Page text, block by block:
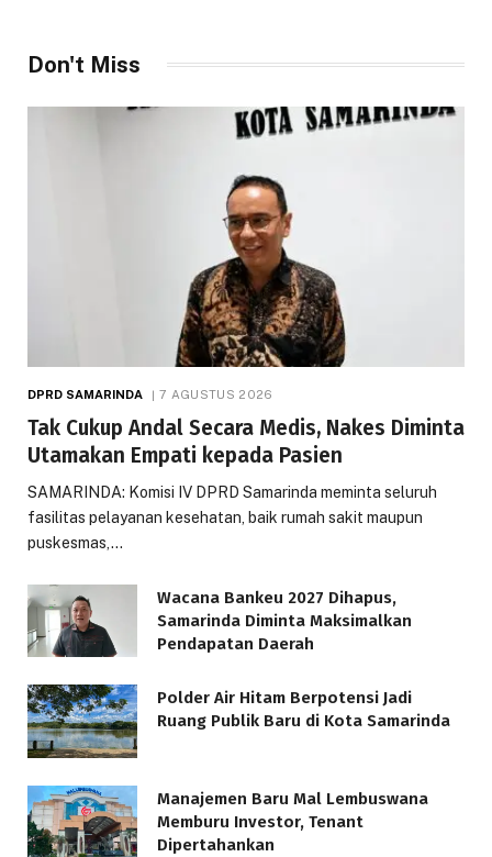
Don't Miss
DPRD SAMARINDA 7 AGUSTUS 2026
Tak Cukup Andal Secara Medis, Nakes Diminta
Utamakan Empati kepada Pasien
SAMARINDA: Komisi IV DPRD Samarinda meminta seluruh
fasilitas pelayanan kesehatan, baik rumah sakit maupun
puskesmas,…
Wacana Bankeu 2027 Dihapus,
Samarinda Diminta Maksimalkan
Pendapatan Daerah
Polder Air Hitam Berpotensi Jadi
Ruang Publik Baru di Kota Samarinda
Manajemen Baru Mal Lembuswana
Memburu Investor, Tenant
Dipertahankan